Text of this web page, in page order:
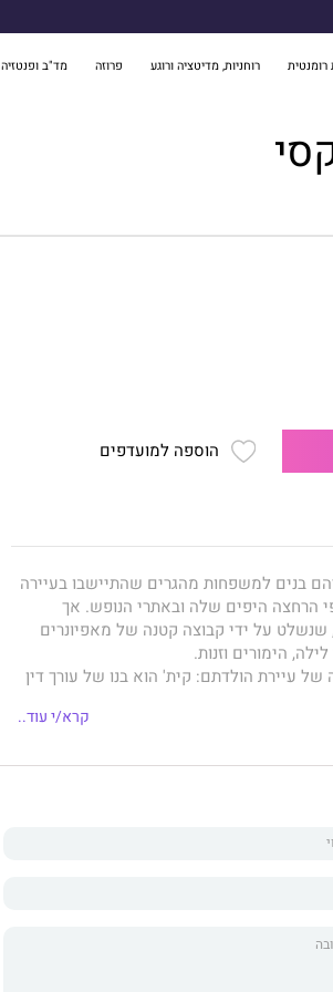
רומנטית רוחניות, מדיטציה ורוגע פרוזה מד"ב ופנטזיה
הוספה למועדפים
בנים למשפחות מהגרים שהתיישבו בעיירה
הרחצה היפים שלה ובאתרי הנופש. אך
על ידי קבוצה קטנה של מאפיונרים
הימורים וזנות.
עיירת הולדתם: קית' הוא בנו של עורך דין
המשפחות הולכת ומחריפה. לצד משפחתו
בדבר כדי להגן על האימפריה שבנתה.
מגיעים לרגע גורלי אחרי שנים של מאבק,
סוחף פרי עטו של
תורגמו לכחמישים שפות, וחלקם עובדו
קרא/י עוד..